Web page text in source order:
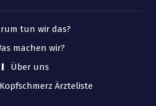
tun wir das?
machen wir?
Über uns
Ärzteliste